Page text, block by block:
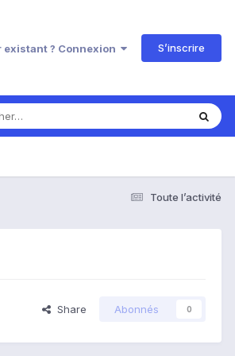
? Connexion S’inscrire
Toute l’activité
Share Abonnés 0